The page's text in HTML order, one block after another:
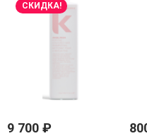
СКИДКА!
9 700 ₽